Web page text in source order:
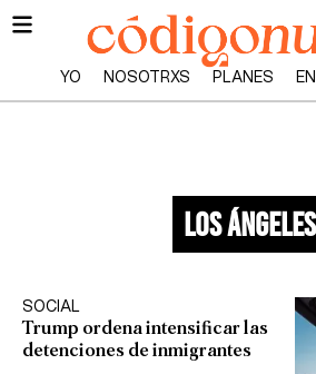
YO NOSOTRXS PLANES
los ángeles
SOCIAL
Trump ordena intensificar las
detenciones de inmigrantes